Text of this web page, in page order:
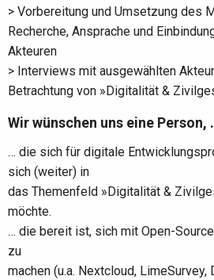
> Vorbereitung und Umsetzung des
Recherche, Ansprache und
Akteuren
> Interviews mit ausgewählten
Betrachtung von »Digitalität &
Wir wünschen uns eine Person,
… die sich für digitale
sich (weiter) in
das Themenfeld »Digitalität &
möchte.
… die bereit ist, sich mit Open-
zu
machen (u.a. Nextcloud, LimeSurvey,